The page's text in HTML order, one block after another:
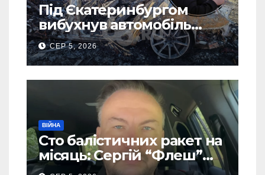
Під Єкатеринбургом
вибухнув автомобіль
голови компанії-
виробника дронів “Упир”
– перші подробиці
СЕР 5, 2026
ВІЙНА
Сто балістичних ракет на
місяць: Сергій “Флеш”
закликав українців